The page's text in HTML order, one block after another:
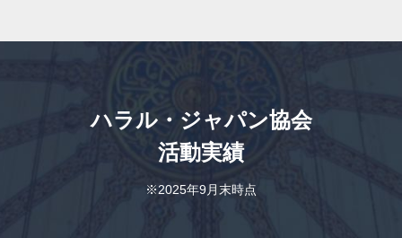
ハラル・ジャパン協会
活動実績
※2025年9月末時点